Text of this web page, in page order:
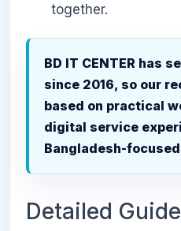
together.
BD IT CENTER has
since 2016, so our
based on practical
digital service
Bangladesh-
Detailed Guide